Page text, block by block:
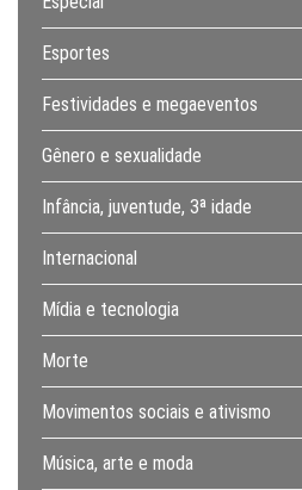
Esportes
Festividades e megaeventos
Gênero e sexualidade
Infância, juventude, 3ª idade
Internacional
Mídia e tecnologia
Morte
Movimentos sociais e ativismo
Música, arte e moda